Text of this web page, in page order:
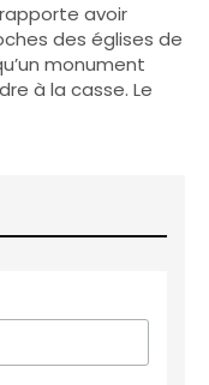
avoir
des églises de
monument
à la casse. Le